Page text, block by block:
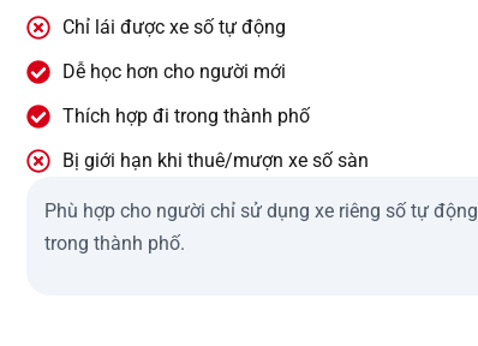
Chỉ lái được xe số tự động
Dễ học hơn cho người mới
Thích hợp đi trong thành phố
Bị giới hạn khi thuê/mượn xe số sàn
Phù hợp cho người chỉ sử dụng xe riêng số tự động
trong thành phố.